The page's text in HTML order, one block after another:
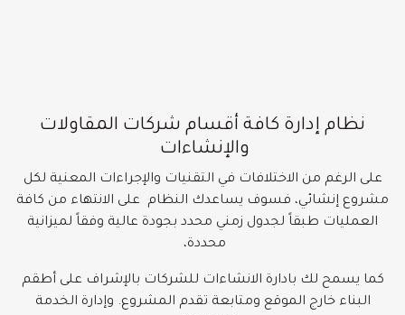
نظام إدارة كافة أقسام شركات المقاولات
والإنشاءات
على الرغم من الاختلافات في التقنيات والإجراءات المعنية لكل
مشروع إنشائي، فسوف يساعدك النظام على الانتهاء من كافة
العمليات طبقاً لجدول زمني محدد بجودة عالية وفقاً لميزانية
محددة،
كما يسمح لك بادارة الانشاءات للشركات بالإشراف على أطقم
البناء خارج الموقع ومتابعة تقدم المشروع. وإدارة الخدمة